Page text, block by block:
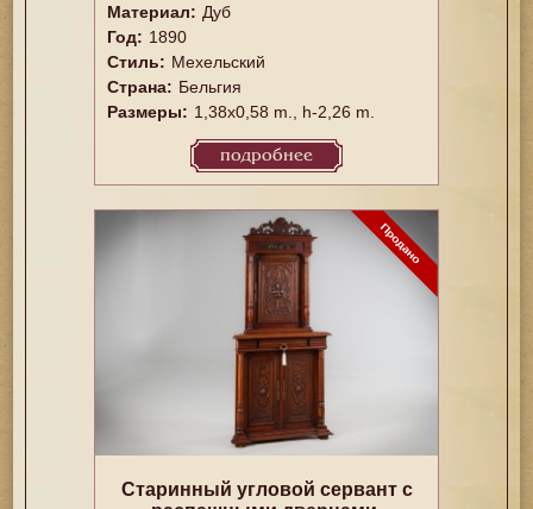
Материал: Дуб
Год: 1890
Стиль: Мехельский
Страна: Бельгия
Размеры: 1,38x0,58 m., h-2,26 m.
подробнее
Старинный угловой сервант с